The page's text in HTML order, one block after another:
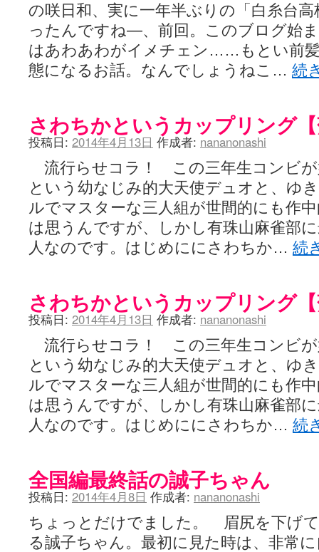
の咲日和、実に一年半ぶりの「白糸台
ったんですね―、前回。このブログ始
はあわあわがイメチェン……もとい前
態になるお話。なんでしょうねこ… 続
さわちかというカップリング
投稿日: 2014年4月13日 作成者: nananonashi
流行らせコラ！ この三年生コンビ
という幼なじみ的大天使デュオと、ゆ
ルでマスターな三人組が世間的にも作
は思うんですが、しかし有珠山麻雀部
人なのです。はじめににさわちか… 続
さわちかというカップリング
投稿日: 2014年4月13日 作成者: nananonashi
流行らせコラ！ この三年生コンビ
という幼なじみ的大天使デュオと、ゆ
ルでマスターな三人組が世間的にも作
は思うんですが、しかし有珠山麻雀部
人なのです。はじめににさわちか… 続
全国編最終話の誠子ちゃん
投稿日: 2014年4月8日 作成者: nananonashi
ちょっとだけでました。 眉尻を下げ
る誠子ちゃん。最初に見た時は、非常